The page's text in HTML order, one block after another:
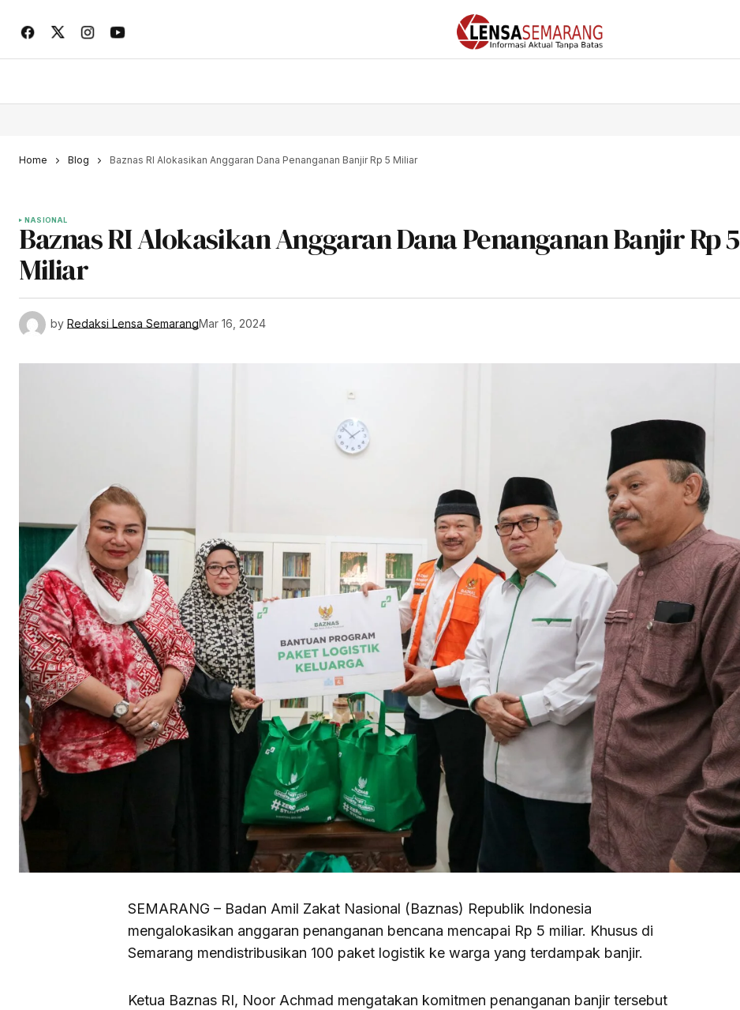
Home Blog Baznas RI Alokasikan Anggaran Dana Penanganan Banjir Rp 5 Miliar
NASIONAL
Baznas RI Alokasikan Anggaran Dana Penanganan Banjir Rp 5
Miliar
by Redaksi Lensa SemarangMar 16, 2024
SEMARANG – Badan Amil Zakat Nasional (Baznas) Republik Indonesia
mengalokasikan anggaran penanganan bencana mencapai Rp 5 miliar. Khusus di
Semarang mendistribusikan 100 paket logistik ke warga yang terdampak banjir.
Ketua Baznas RI, Noor Achmad mengatakan komitmen penanganan banjir tersebut